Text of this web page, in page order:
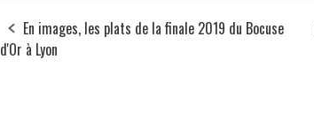
En images, les plats de la finale 2019 du Bocuse
d'Or à Lyon